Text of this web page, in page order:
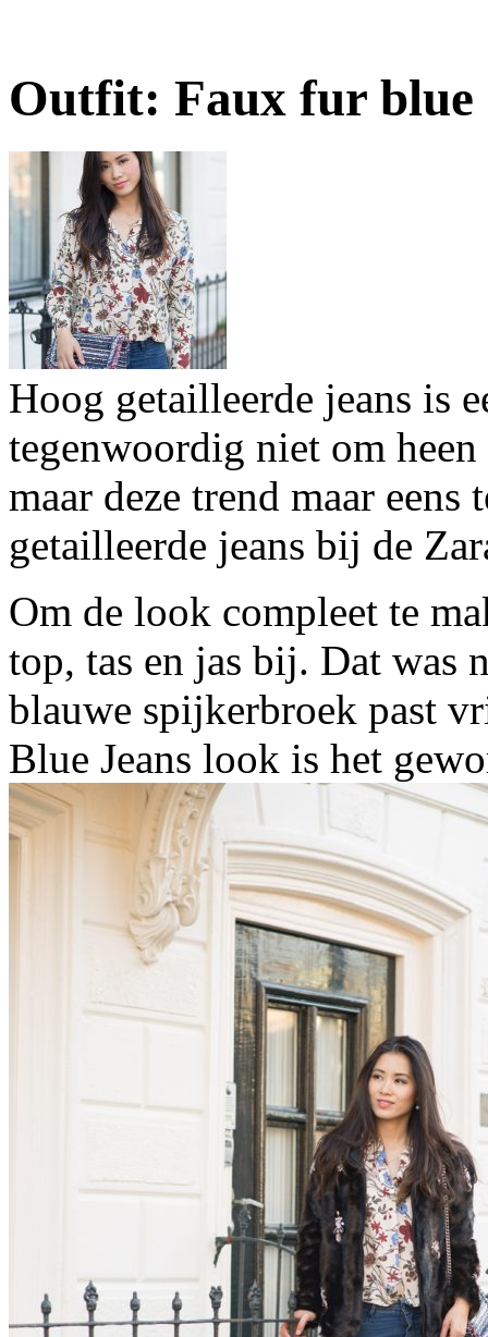
Outfit: Faux fur blue
Hoog getailleerde jeans is
tegenwoordig niet om
maar deze trend maar
getailleerde jeans bij de
Om de look compleet te
top, tas en jas bij. Dat was
blauwe spijkerbroek past
Blue Jeans look is het